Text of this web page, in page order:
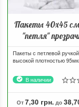
Пакеты 40х45
"петля"
Пакеты с петлевой
высокой плотностью
В наличии
От7,30 грн. до